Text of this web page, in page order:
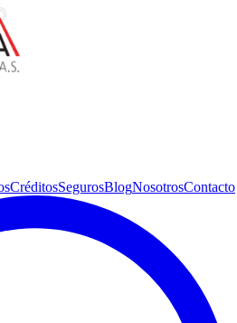
CréditosSegurosBlogNosotrosContacto